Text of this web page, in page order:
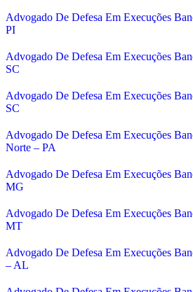
Advogado De Defesa Em Execuções
PI
Advogado De Defesa Em Execuções
SC
Advogado De Defesa Em Execuções
SC
Advogado De Defesa Em Execuções
Norte – PA
Advogado De Defesa Em Execuções
MG
Advogado De Defesa Em Execuções
MT
Advogado De Defesa Em Execuções
– AL